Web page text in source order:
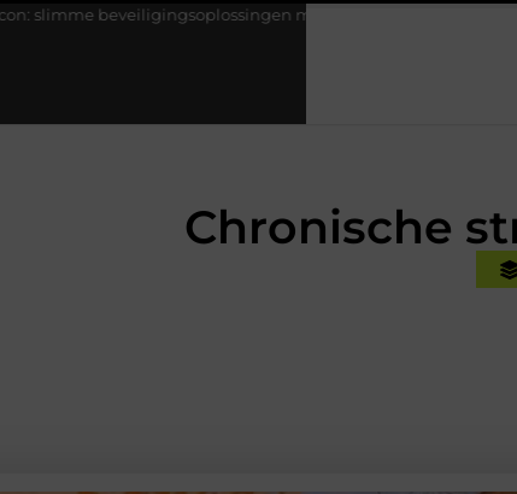
met kennis uit de praktijk
Chronische